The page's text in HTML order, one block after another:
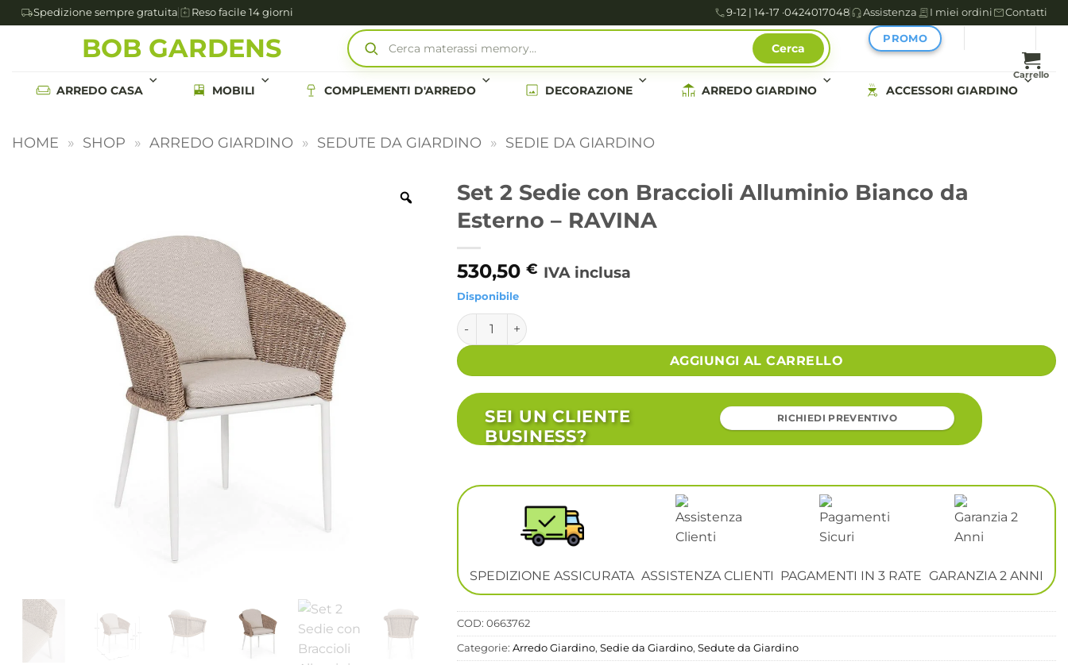
Spedizione sempre gratuita Reso facile 14 giorni 9-12 | 14-17 ·0424017048 Assistenza I miei ordini Contatti
BOB GARDENS Cerca materassi memory… Cerca
PROMO
Carrello
ARREDO CASA MOBILI COMPLEMENTI D'ARREDO DECORAZIONE ARREDO GIARDINO ACCESSORI GIARDINO
HOME » SHOP » ARREDO GIARDINO » SEDUTE DA GIARDINO » SEDIE DA GIARDINO
Set 2 Sedie con Braccioli Alluminio Bianco da
Esterno – RAVINA
530,50 € IVA inclusa
Disponibile
Set 2 Sedie con Braccioli Alluminio Bianco da Esterno - RAVINA quantità
AGGIUNGI AL CARRELLO
Alternative:
SEI UN CLIENTE
BUSINESS?
RICHIEDI PREVENTIVO
SPEDIZIONE ASSICURATA ASSISTENZA CLIENTI PAGAMENTI IN 3 RATE GARANZIA 2 ANNI
COD: 0663762
Categorie: Arredo Giardino, Sedie da Giardino, Sedute da Giardino